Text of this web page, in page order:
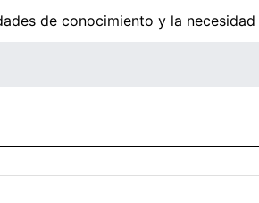
de conocimiento y la